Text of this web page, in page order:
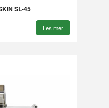
SL-45
Les mer